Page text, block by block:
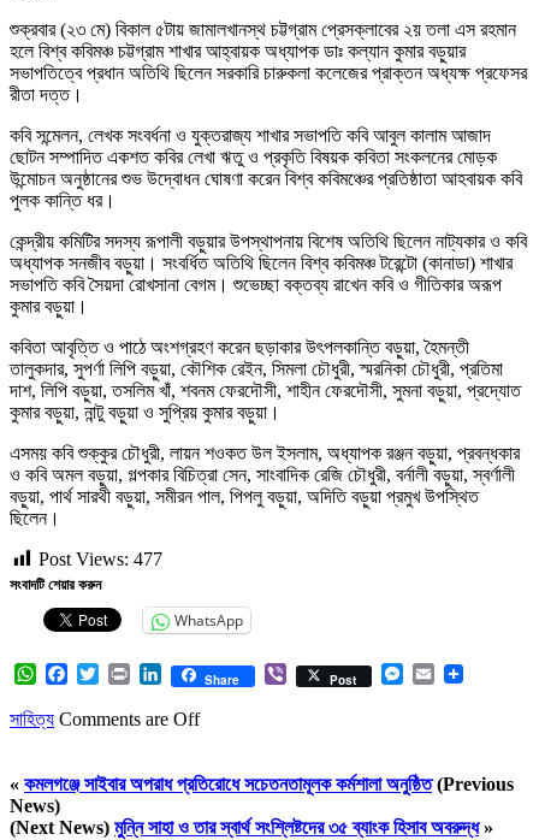
শুক্রবার (২৩ মে) বিকাল ৫টায় জামালখানস্থ চট্টগ্রাম প্রেসক্লাবের ২য় তলা এস রহমান
হলে বিশ্ব কবিমঞ্চ চট্টগ্রাম শাখার আহ্বায়ক অধ্যাপক ডাঃ কল্যান কুমার বড়ুয়ার
সভাপতিত্বে প্রধান অতিথি ছিলেন সরকারি চারুকলা কলেজের প্রাক্তন অধ্যক্ষ প্রফেসর
রীতা দত্ত।
কবি সন্মেলন, লেখক সংবর্ধনা ও যুক্তরাজ্য শাখার সভাপতি কবি আবুল কালাম আজাদ
ছোটন সম্পাদিত একশত কবির লেখা ঋতু ও প্রকৃতি বিষয়ক কবিতা সংকলনের মোড়ক
উন্মোচন অনুষ্ঠানের শুভ উদ্বোধন ঘোষণা করেন বিশ্ব কবিমঞ্চের প্রতিষ্ঠাতা আহবায়ক কবি
পুলক কান্তি ধর।
কেন্দ্রীয় কমিটির সদস্য রূপালী বড়ুয়ার উপস্থাপনায় বিশেষ অতিথি ছিলেন নাট্যকার ও কবি
অধ্যাপক সনজীব বড়ুয়া। সংবর্ধিত অতিথি ছিলেন বিশ্ব কবিমঞ্চ টরেন্টো (কানাডা) শাখার
সভাপতি কবি সৈয়দা রোখসানা বেগম। শুভেচ্ছা বক্তব্য রাখেন কবি ও গীতিকার অরূপ
কুমার বড়ুয়া।
কবিতা আবৃত্তি ও পাঠে অংশগ্রহণ করেন ছড়াকার উৎপলকান্তি বড়ুয়া, হৈমন্তী
তালুকদার, সুপর্ণা লিপি বড়ুয়া, কৌশিক রেইন, সিমলা চৌধুরী, স্মরনিকা চৌধুরী, প্রতিমা
দাশ, লিপি বড়ুয়া, তসলিম খাঁ, শবনম ফেরদৌসী, শাহীন ফেরদৌসী, সুমনা বড়ুয়া, প্রদ্যোত
কুমার বড়ুয়া, নান্টু বড়ুয়া ও সুপ্রিয় কুমার বড়ুয়া।
এসময় কবি শুক্কুর চৌধুরী, লায়ন শওকত উল ইসলাম, অধ্যাপক রঞ্জন বড়ুয়া, প্রবন্ধকার
ও কবি অমল বড়ুয়া, গল্পকার বিচিত্রা সেন, সাংবাদিক রেজি চৌধুরী, বর্নালী বড়ুয়া, স্বর্ণালী
বড়ুয়া, পার্থ সারথী বড়ুয়া, সমীরন পাল, পিপলু বড়ুয়া, অদিতি বড়ুয়া প্রমুখ উপস্থিত
ছিলেন।
Post Views: 477
সংবাদটি শেয়ার করুন
WhatsApp
WhatsApp
FacebookTwitter
Print LinkedIn
Share Viber Post Messenger
Email
সাহিত্য Comments are Off
« কমলগঞ্জে সাইবার অপরাধ প্রতিরোধে সচেতনতামূলক কর্মশালা অনুষ্ঠিত(Previous
News)
(Next News) মুন্নি সাহা ও তার স্বার্থ সংশ্লিষ্টদের ৩৫ ব্যাংক হিসাব অবরুদ্ধ»